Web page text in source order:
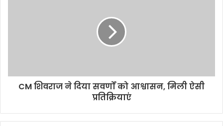
CM शिवराज ने दिया सवर्णों को आश्वासन, मिली ऐसी
प्रतिक्रियाएं